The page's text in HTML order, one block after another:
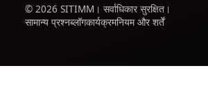
© 2026 SITIMM। सर्वाधिकार सुरक्षित।
सामान्य प्रश्नब्लॉगकार्यक्रमनियम और शर्तें